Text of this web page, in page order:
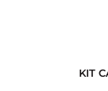
KIT